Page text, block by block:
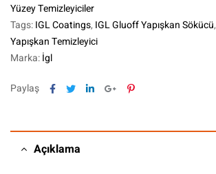
Yüzey Temizleyiciler
Tags:IGL Coatings, IGL Gluoff Yapışkan Sökücü,
Yapışkan Temizleyici
Marka:İgl
Paylaş Facebook
TwitterLinkedinGoogle+Pinterest
Açıklama